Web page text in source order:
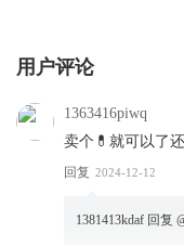
用户评论
1363416piwq
卖个💊就可以了
回复 2024-12-12
1381413kdaf 回复